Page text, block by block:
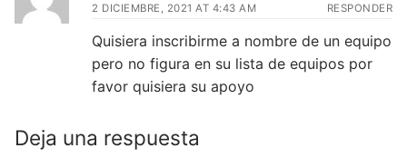
2 DICIEMBRE, 2021 AT 4:43 AM RESPONDER
Quisiera inscribirme a nombre de un equipo
pero no figura en su lista de equipos por
favor quisiera su apoyo
Deja una respuesta